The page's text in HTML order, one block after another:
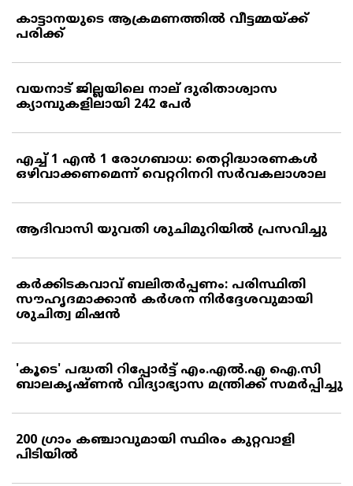
കാട്ടാനയുടെ ആക്രമണത്തില്‍ വീട്ടമ്മയ്ക്ക്
പരിക്ക്
വയനാട് ജില്ലയിലെ നാല് ദുരിതാശ്വാസ
ക്യാമ്പുകളിലായി 242 പേര്‍
എച്ച് 1 എന്‍ 1 രോഗബാധ: തെറ്റിദ്ധാരണകള്‍
ഒഴിവാക്കണമെന്ന് വെറ്ററിനറി സര്‍വകലാശാല
ആദിവാസി യുവതി ശുചിമുറിയില്‍ പ്രസവിച്ചു
കര്‍ക്കിടകവാവ് ബലിതര്‍പ്പണം: പരിസ്ഥിതി
സൗഹൃദമാക്കാന്‍ കര്‍ശന നിര്‍ദ്ദേശവുമായി
ശുചിത്വ മിഷന്‍
'കൂടെ' പദ്ധതി റിപ്പോര്‍ട്ട് എം.എല്‍.എ ഐ.സി
ബാലകൃഷ്ണന്‍ വിദ്യാഭ്യാസ മന്ത്രിക്ക് സമര്‍പ്പിച്ചു
200 ഗ്രാം കഞ്ചാവുമായി സ്ഥിരം കുറ്റവാളി
പിടിയില്‍